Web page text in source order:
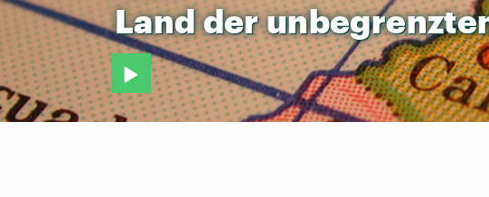
Landder